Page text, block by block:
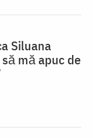
Siluana
mă apuc de